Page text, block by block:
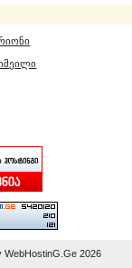
WebHostinG.Ge 2026